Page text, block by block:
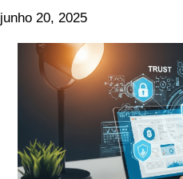
junho 20, 2025